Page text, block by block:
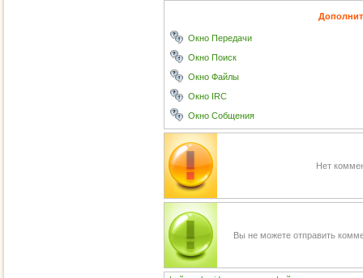
Окно Передачи
Окно Поиск
Окно Файлы
Окно IRC
Окно Собщения
Нет
Вы не можете отправить